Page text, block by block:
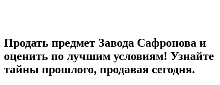
Продать предмет Завода Сафронова и
оценить по лучшим условиям! Узнайте
тайны прошлого, продавая сегодня.